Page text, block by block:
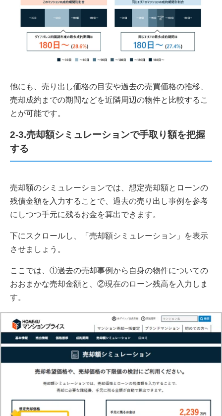
他にも、売り出し価格の目安や過去の売買価格の推移、
売却成約までの期間などを近隣周辺の物件と比較するこ
とが可能です。
2-3.売却額シミュレーションで手取り額を把握
する
売却額のシミュレーションでは、想定売却額とローンの
残債金額を入力することで、過去の売り出し事例を参考
にしつつ手元に残るお金を算出できます。
下にスクロールし、「売却額シミュレーション」を表示
させましょう。
ここでは、①過去の売却事例から自身の物件についての
おおまかな売却金額と、②現在のローン残高を入力しま
す。